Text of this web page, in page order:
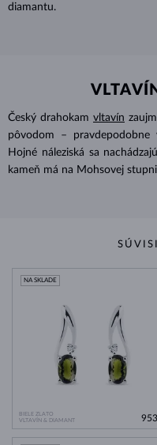
diamantu.
Český drahokam vltavín
pôvodom –
Hojné náleziská sa
kameň má na Mohsovej
BIELE ZLATO
VLTAVÍN & DIAMANT
NA SKLADE